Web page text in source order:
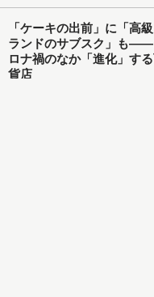
「ケーキの出前」に「高
ランドのサブスク」も――
ロナ禍のなか「進化」す
貨店